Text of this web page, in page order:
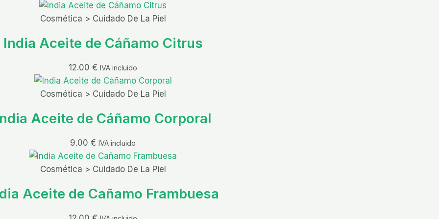
Cosmética > Cuidado De La Piel
India Aceite de Cáñamo Citrus
12.00 € IVA incluido
Cosmética > Cuidado De La Piel
Aceite de Cáñamo Corporal
9.00 € IVA incluido
Cosmética > Cuidado De La Piel
Aceite de Cañamo Frambuesa